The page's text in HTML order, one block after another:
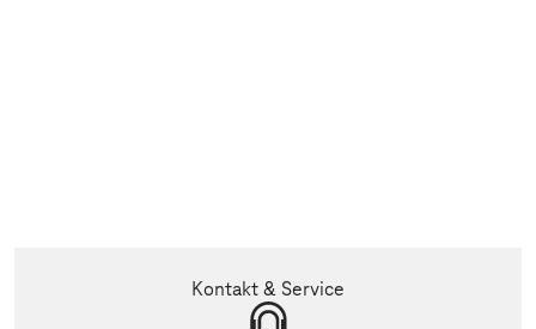
Kontakt & Service